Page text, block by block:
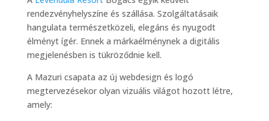
rendezvényhelyszíne és szállása. Szolgáltatásaik
hangulata természetközeli, elegáns és nyugodt
élményt ígér. Ennek a márkaélménynek a digitális
megjelenésben is tükröződnie kell.
A Mazuri csapata az új webdesign és logó
megtervezésekor olyan vizuális világot hozott létre,
amely: